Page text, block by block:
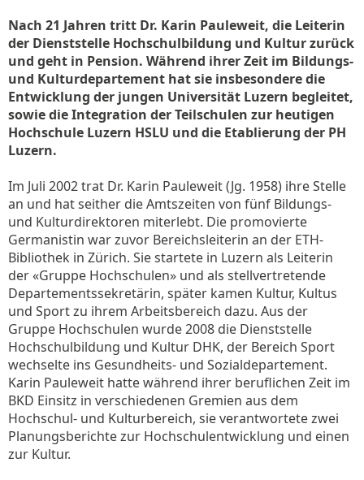
Nach 21 Jahren tritt Dr. Karin Pauleweit, die Leiterin
der Dienststelle Hochschulbildung und Kultur zurück
und geht in Pension. Während ihrer Zeit im Bildungs-
und Kulturdepartement hat sie insbesondere die
Entwicklung der jungen Universität Luzern begleitet,
sowie die Integration der Teilschulen zur heutigen
Hochschule Luzern HSLU und die Etablierung der PH
Luzern.
Im Juli 2002 trat Dr. Karin Pauleweit (Jg. 1958) ihre Stelle
an und hat seither die Amtszeiten von fünf Bildungs-
und Kulturdirektoren miterlebt. Die promovierte
Germanistin war zuvor Bereichsleiterin an der ETH-
Bibliothek in Zürich. Sie startete in Luzern als Leiterin
der «Gruppe Hochschulen» und als stellvertretende
Departementssekretärin, später kamen Kultur, Kultus
und Sport zu ihrem Arbeitsbereich dazu. Aus der
Gruppe Hochschulen wurde 2008 die Dienststelle
Hochschulbildung und Kultur DHK, der Bereich Sport
wechselte ins Gesundheits- und Sozialdepartement.
Karin Pauleweit hatte während ihrer beruflichen Zeit im
BKD Einsitz in verschiedenen Gremien aus dem
Hochschul- und Kulturbereich, sie verantwortete zwei
Planungsberichte zur Hochschulentwicklung und einen
zur Kultur.